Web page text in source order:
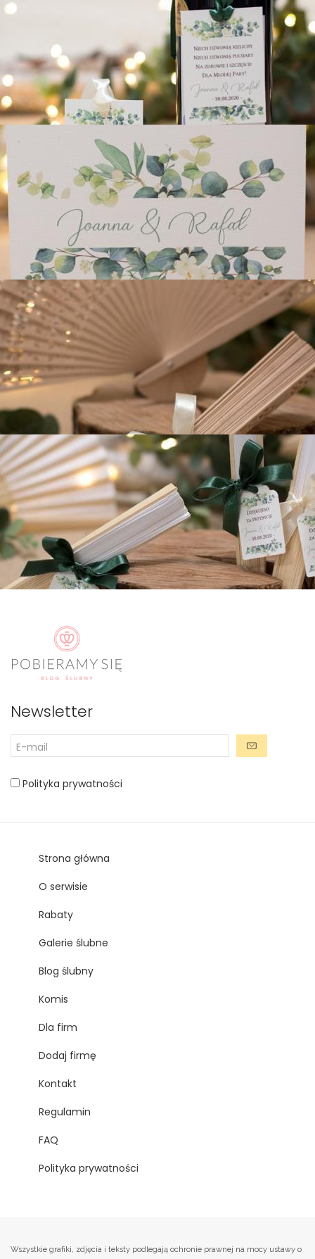
Newsletter
Polityka prywatności
Strona główna
O serwisie
Rabaty
Galerie ślubne
Blog ślubny
Komis
Dla firm
Dodaj firmę
Kontakt
Regulamin
FAQ
Polityka prywatności
Wszystkie grafiki, zdjęcia i teksty podlegają ochronie prawnej na mocy ustawy o